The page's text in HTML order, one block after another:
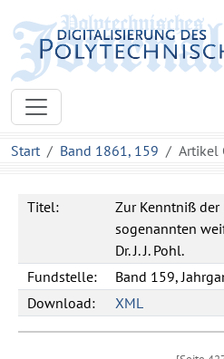
Start Band 1861, 159 Artikel
Titel:
Zur Kenntniß der
sogenannten
Dr. J. J. Pohl.
Fundstelle:
Band 159,
Download:
XML